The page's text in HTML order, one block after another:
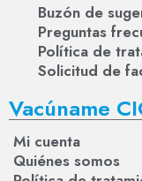
Buzón de
Preguntas
Política de
Solicitud de
Vacúname
Mi cuenta
Quiénes somos